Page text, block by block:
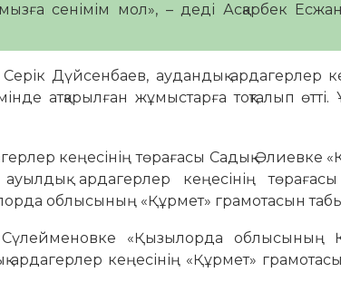
сенімім мол», – деді Асқарбек
Дүйсенбаев, аудандық ардагерлер
атқарылған жұмыстарға тоқталып өтті.
кеңесінің төрағасы Садық Әлиевке
ардагерлер кеңесінің
облысының «Құрмет» грамотасын
«Қызылорда облысының
ардагерлер кеңесінің «Құрмет»